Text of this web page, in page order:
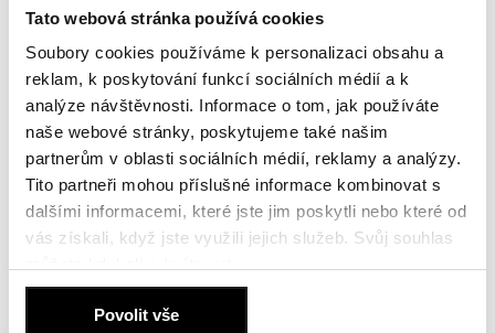
Tato webová stránka používá cookies
Soubory cookies používáme k personalizaci obsahu a
reklam, k poskytování funkcí sociálních médií a k
analýze návštěvnosti. Informace o tom, jak používáte
naše webové stránky, poskytujeme také našim
partnerům v oblasti sociálních médií, reklamy a analýzy.
Tito partneři mohou příslušné informace kombinovat s
dalšími informacemi, které jste jim poskytli nebo které od
vás získali, když jste využili jejich služeb. Svůj souhlas
Zásady používání souborů cookies
Povolit vše
Vinohradská 8
Společnosti Penta Real Estate a PSN slavnostně poklepaly na
základní kámen projektu Vinohradská 8. Nový...
21. května 2026
Více
Základní kámen nové čtvrti Žižkov 3.0
Společnost Penta Real Estate společně s partnery ze společnosti
SUDOP Group zahájila výstavbu první etapy...
20. dubna 2026